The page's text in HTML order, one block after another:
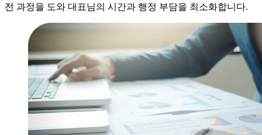
전 과정을 도와 대표님의 시간과 행정 부담을 최소화합니다.